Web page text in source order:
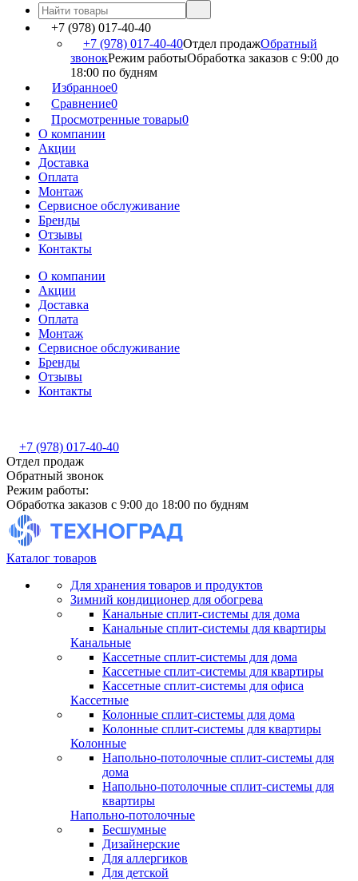
+7 (978) 017-40-40
+7 (978) 017-40-40Отдел продажОбратный
звонокРежим работыОбработка заказов с 9:00 до
18:00 по будням
Избранное0
Сравнение0
Просмотренные товары0
О компании
Акции
Доставка
Оплата
Монтаж
Сервисное обслуживание
Бренды
Отзывы
Контакты
О компании
Акции
Доставка
Оплата
Монтаж
Сервисное обслуживание
Бренды
Отзывы
Контакты
+7 (978) 017-40-40
Отдел продаж
Обратный звонок
Режим работы:
Обработка заказов с 9:00 до 18:00 по будням
Каталог товаров
Для хранения товаров и продуктов
Зимний кондиционер для обогрева
Канальные сплит-системы для дома
Канальные сплит-системы для квартиры
Канальные
Кассетные сплит-системы для дома
Кассетные сплит-системы для квартиры
Кассетные сплит-системы для офиса
Кассетные
Колонные сплит-системы для дома
Колонные сплит-системы для квартиры
Колонные
Напольно-потолочные сплит-системы для
дома
Напольно-потолочные сплит-системы для
квартиры
Напольно-потолочные
Бесшумные
Дизайнерские
Для аллергиков
Для детской